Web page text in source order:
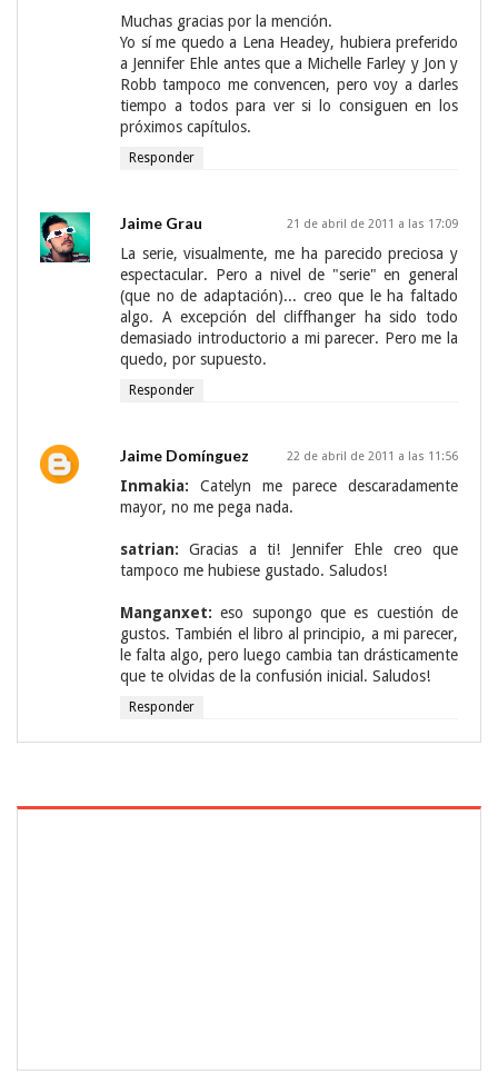
Muchas gracias por la mención.
Yo sí me quedo a Lena Headey, hubiera preferido
a Jennifer Ehle antes que a Michelle Farley y Jon y
Robb tampoco me convencen, pero voy a darles
tiempo a todos para ver si lo consiguen en los
próximos capítulos.
Responder
Jaime Grau 21 de abril de 2011 a las 17:09
La serie, visualmente, me ha parecido preciosa y
espectacular. Pero a nivel de "serie" en general
(que no de adaptación)... creo que le ha faltado
algo. A excepción del cliffhanger ha sido todo
demasiado introductorio a mi parecer. Pero me la
quedo, por supuesto.
Responder
Jaime Domínguez 22 de abril de 2011 a las 11:56
Inmakia: Catelyn me parece descaradamente
mayor, no me pega nada.
satrian: Gracias a ti! Jennifer Ehle creo que
tampoco me hubiese gustado. Saludos!
Manganxet: eso supongo que es cuestión de
gustos. También el libro al principio, a mi parecer,
le falta algo, pero luego cambia tan drásticamente
que te olvidas de la confusión inicial. Saludos!
Responder